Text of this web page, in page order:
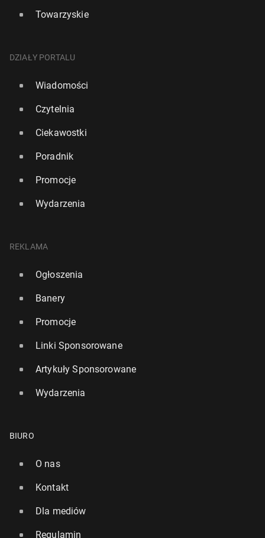
Towarzyskie
DZIAŁY PORTALU
Wiadomości
Czytelnia
Ciekawostki
Poradnik
Promocje
Wydarzenia
REKLAMA
Ogłoszenia
Banery
Promocje
Linki Sponsorowane
Artykuły Sponsorowane
Wydarzenia
BIURO
O nas
Kontakt
Dla mediów
Regulamin